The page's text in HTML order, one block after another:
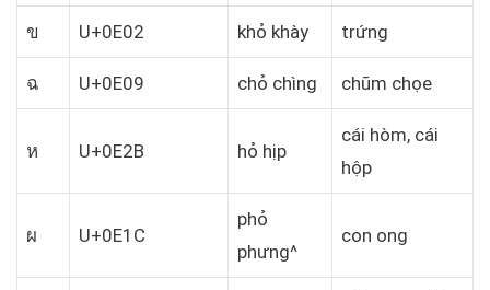
ข U+0E02 khỏ khày trứng
ฉ U+0E09 chỏ chìng chũm chọe
ห U+0E2B hỏ hịp
cái hòm, cái
hộp
ผ U+0E1C
phỏ
phưng^
con ong